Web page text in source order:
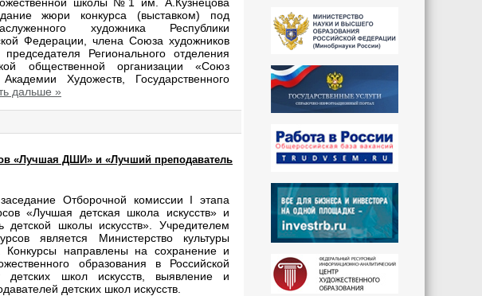
жюри конкурса (выставком) под
художника Республики
Федерации, члена Союза художников
Регионального отделения
общественной организации «Союз
Художеств, Государственного
дальше »
«Лучшая ДШИ» и «Лучший преподаватель
Отборочной комиссии I этапа
«Лучшая детская школа искусств» и
детской школы искусств». Учредителем
является Министерство культуры
Конкурсы направлены на сохранение и
образования в Российской
детских школ искусств, выявление и
детских школ искусств.